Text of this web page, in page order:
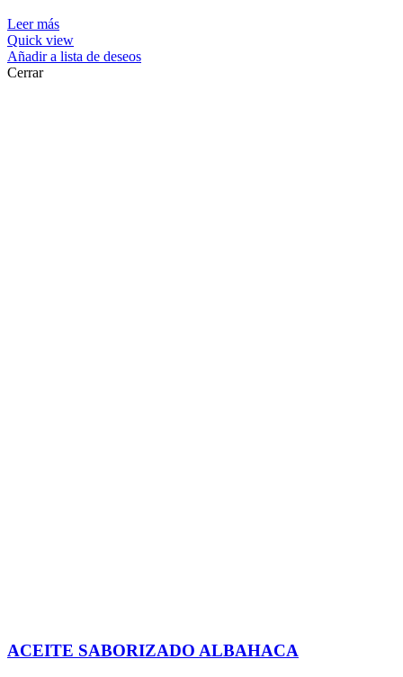
Leer más
Quick view
Añadir a lista de deseos
Cerrar
ACEITE SABORIZADO ALBAHACA